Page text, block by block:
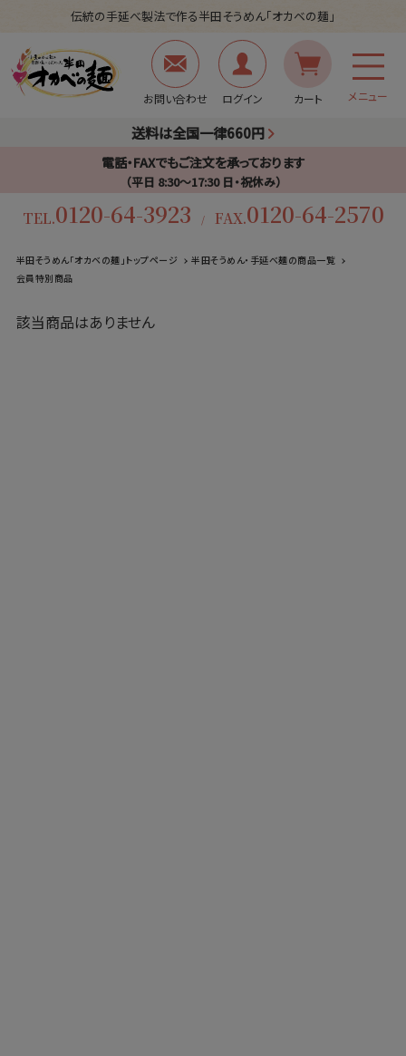
伝統の手延べ製法で作る半田そうめん「オカベの麺」
お問い合わせ ログイン カート メニュー
送料は全国一律660円
電話・FAXでもご注文を承っております
（平日 8:30〜17:30 日・祝休み）
TEL.0120-64-3923 / FAX.0120-64-2570
半田そうめん「オカベの麺」トップページ
半田そうめん・手延べ麺の商品一覧
会員特別商品
該当商品はありません